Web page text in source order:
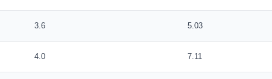
3.6 5.03
4.0 7.11